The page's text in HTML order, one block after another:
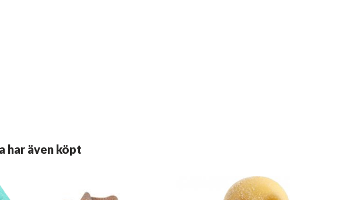
har även köpt